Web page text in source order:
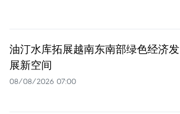
油汀水库拓展越南东南部绿色经济发
展新空间
08/08/2026 07:00